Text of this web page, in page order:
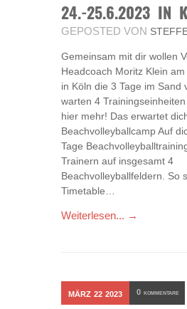
24.-25.6.2023 IN
GEPOSTED VON
Gemeinsam mit dir wollen
Headcoach Moritz Klein
in Köln die 3 Tage im Sand
warten 4
hier mehr! Das erwartet
Beachvolleyballcamp Auf
Tage
Trainern auf insgesamt 4
Beachvolleyballfeldern. So
Timetable…
Weiterlesen... →
MÄRZ 22 2023 0 KOMMENTARE